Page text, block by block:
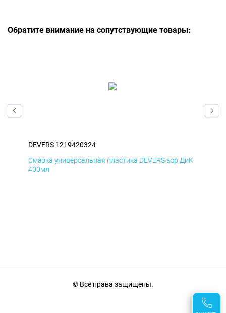
Обратите внимание на сопутствующие товары:
DEVERS 1219420324
Смазка универсальная пластика DEVERS аэр ДиК
400мл
© Все права защищены.